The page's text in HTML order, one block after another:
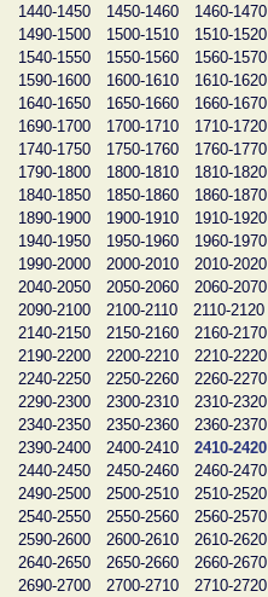
1440-1450
1450-1460 1460-1470
1490-1500
1500-1510 1510-1520
1540-1550
1550-1560 1560-1570
1590-1600
1600-1610 1610-1620
1640-1650
1650-1660 1660-1670
1690-1700
1700-1710 1710-1720
1740-1750
1750-1760 1760-1770
1790-1800
1800-1810 1810-1820
1840-1850
1850-1860 1860-1870
1890-1900
1900-1910 1910-1920
1940-1950
1950-1960 1960-1970
1990-2000
2000-2010 2010-2020
2040-2050
2050-2060 2060-2070
2090-2100
2100-2110 2110-2120
2140-2150
2150-2160 2160-2170
2190-2200
2200-2210 2210-2220
2240-2250
2250-2260 2260-2270
2290-2300
2300-2310 2310-2320
2340-2350
2350-2360 2360-2370
2390-2400
2400-2410 2410-2420
2440-2450
2450-2460 2460-2470
2490-2500
2500-2510 2510-2520
2540-2550
2550-2560 2560-2570
2590-2600
2600-2610 2610-2620
2640-2650
2650-2660 2660-2670
2690-2700
2700-2710 2710-2720